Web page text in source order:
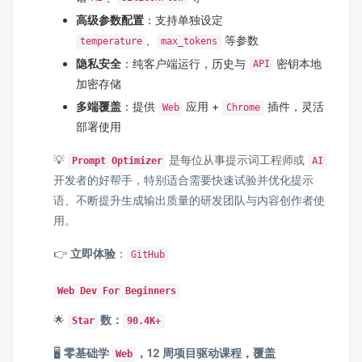
高级参数配置 ：支持单独设定
temperature max_tokens
等参数
隐私安全 ：纯客户端运行，历史与 API
密钥本地
加密存储
多端覆盖 ：提供 Web 应用 + Chrome
插件，灵活
部署使用
💡 Prompt Optimizer 是每位从事提示词工程师或 AI
开发者的好帮手，特别适合需要快速试验并优化提示
语、不断提升生成输出质量的研发团队与内容创作者使
用。
👉 立即体验 ： GitHub
Web Dev For Beginners
🌟 Star 数： 90.4K+
🖥️ 零基础学 Web ，12 周项目驱动课程，覆盖